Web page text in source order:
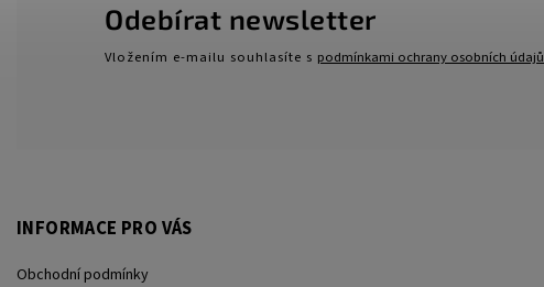
Odebírat newsletter
Vložením e-mailu souhlasíte s podmínkami ochrany osobních údajů
INFORMACE PRO VÁS
Obchodní podmínky